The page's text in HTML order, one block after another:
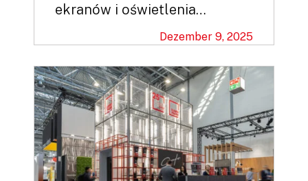
ekranów i oświetlenia…
Dezember 9, 2025